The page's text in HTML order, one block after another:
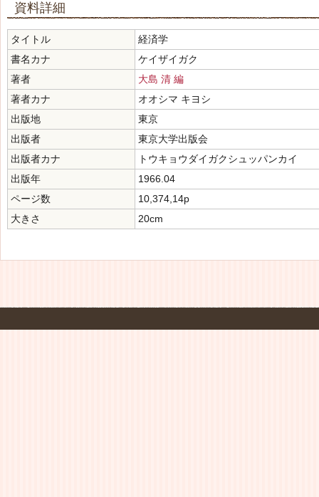
資料詳細
タイトル
経済学
書名カナ
ケイザイガク
著者
大島 清 編
著者カナ
オオシマ キヨシ
出版地
東京
出版者
東京大学出版会
出版者カナ
トウキョウダイガクシュッパンカイ
出版年
1966.04
ページ数
10,374,14p
大きさ
20cm